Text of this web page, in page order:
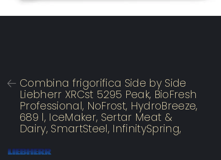
Combina frigorifica Side by Side
Liebherr XRCst 5295 Peak, BioFresh
Professional, NoFrost, HydroBreeze,
689 l, IceMaker, Sertar Meat &
Dairy, SmartSteel, InfinitySpring,